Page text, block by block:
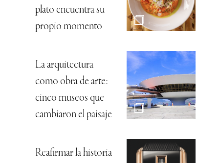
plato encuentra su
propio momento
La arquitectura
como obra de arte:
cinco museos que
cambiaron el paisaje
Reafirmar la historia